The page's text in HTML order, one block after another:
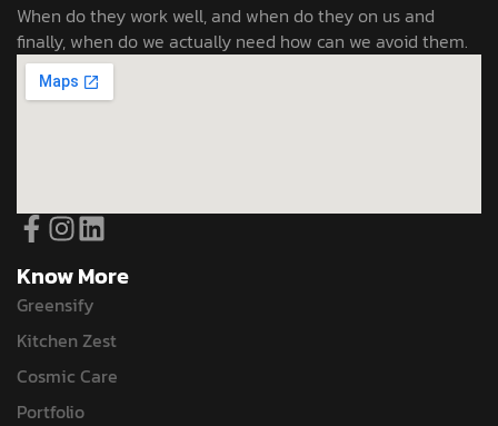
When do they work well, and when do they on us and
finally, when do we actually need how can we avoid them.
Know More
Greensify
Kitchen Zest
Cosmic Care
Portfolio